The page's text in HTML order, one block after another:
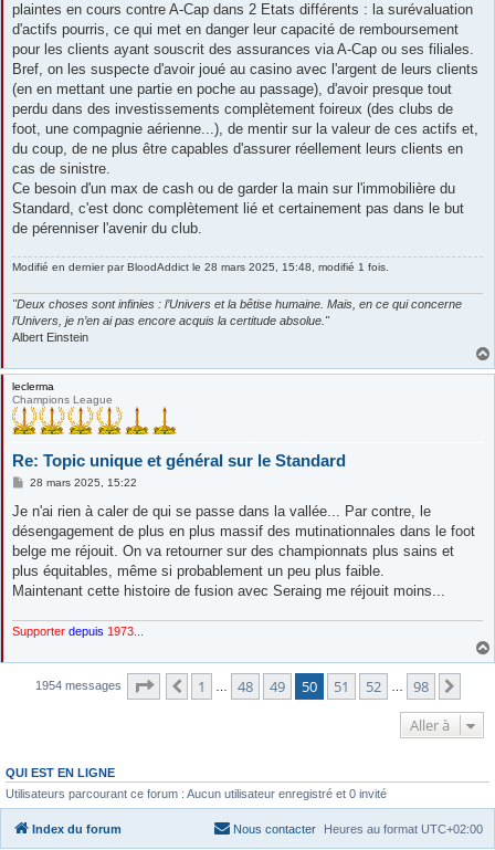
plaintes en cours contre A-Cap dans 2 Etats différents : la surévaluation
d'actifs pourris, ce qui met en danger leur capacité de remboursement
pour les clients ayant souscrit des assurances via A-Cap ou ses filiales.
Bref, on les suspecte d'avoir joué au casino avec l'argent de leurs clients
(en en mettant une partie en poche au passage), d'avoir presque tout
perdu dans des investissements complètement foireux (des clubs de
foot, une compagnie aérienne...), de mentir sur la valeur de ces actifs et,
du coup, de ne plus être capables d'assurer réellement leurs clients en
cas de sinistre.
Ce besoin d'un max de cash ou de garder la main sur l'immobilière du
Standard, c'est donc complètement lié et certainement pas dans le but
de pérenniser l'avenir du club.
Modifié en dernier par BloodAddict le 28 mars 2025, 15:48, modifié 1 fois.
"Deux choses sont infinies : l’Univers et la bêtise humaine. Mais, en ce qui concerne
l’Univers, je n’en ai pas encore acquis la certitude absolue."
Albert Einstein
leclerma
Champions League
Re: Topic unique et général sur le Standard
M
s
a
g
28 mars 2025, 15:22
Je n'ai rien à caler de qui se passe dans la vallée... Par contre, le
désengagement de plus en plus massif des mutinationnales dans le foot
belge me réjouit. On va retourner sur des championnats plus sains et
plus équitables, même si probablement un peu plus faible.
Maintenant cette histoire de fusion avec Seraing me réjouit moins...
Supporter depuis 1973...
1954 messages Page 50 sur 98
Précédente
1 48 49 50 51 52 98
Aller à
QUI EST EN LIGNE
Utilisateurs parcourant ce forum : Aucun utilisateur enregistré et 0 invité
Index du forum Heures au format UTC+02:00
Nous contacter